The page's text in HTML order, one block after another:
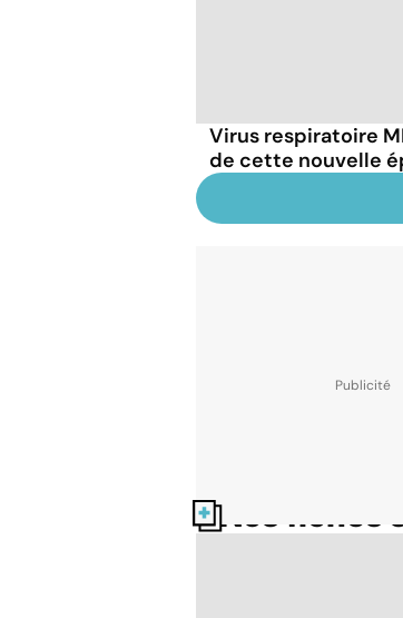
Virus respiratoire
de cette nouvelle
Nos fiches